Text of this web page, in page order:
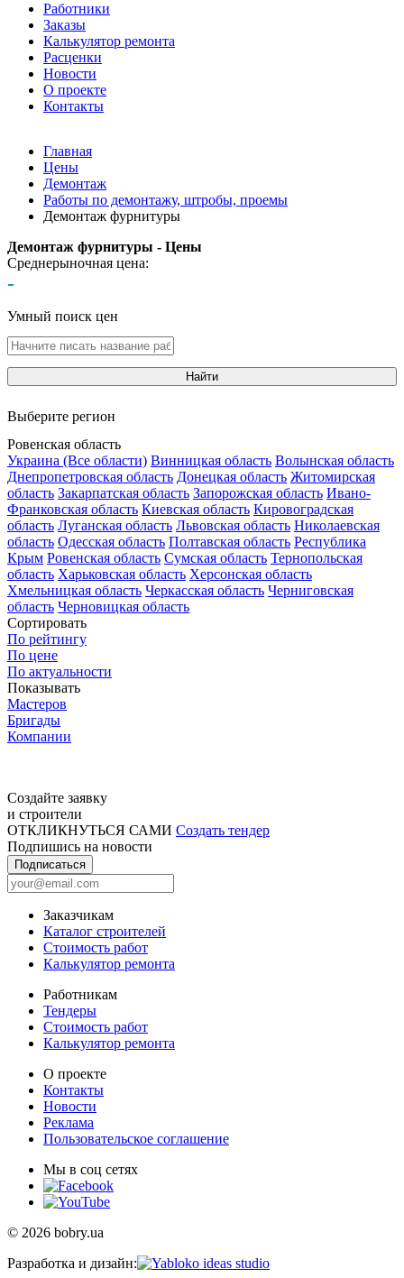
Работники
Заказы
Калькулятор ремонта
Расценки
Новости
О проекте
Контакты
Главная
Цены
Демонтаж
Работы по демонтажу, штробы, проемы
Демонтаж фурнитуры
Демонтаж фурнитуры - Цены
Среднерыночная цена:
-
Умный поиск цен
Найти
Выберите регион
Ровенская область
Украина (Все области) Винницкая область Волынская область
Днепропетровская область Донецкая область Житомирская
область Закарпатская область Запорожская область Ивано-
Франковская область Киевская область Кировоградская
область Луганская область Львовская область Николаевская
область Одесская область Полтавская область Республика
Крым Ровенская область Сумская область Тернопольская
область Харьковская область Херсонская область
Хмельницкая область Черкасская область Черниговская
область Черновицкая область
Сортировать
По рейтингу
По цене
По актуальности
Показывать
Мастеров
Бригады
Компании
Создайте заявку
и строители
ОТКЛИКНУТЬСЯ САМИ Создать тендер
Подпишись на новости
Подписаться
Заказчикам
Каталог строителей
Стоимость работ
Калькулятор ремонта
Работникам
Тендеры
Стоимость работ
Калькулятор ремонта
О проекте
Контакты
Новости
Реклама
Пользовательское соглашение
Мы в соц сетях
© 2026 bobry.ua
Разработка и дизайн: